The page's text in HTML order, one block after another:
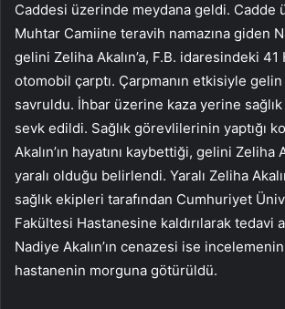
Caddesi üzerinde meydana geldi. Cadde
Muhtar Camiine teravih namazına giden
gelini Zeliha Akalın’a, F.B. idaresindeki 41
otomobil çarptı. Çarpmanın etkisiyle
savruldu. İhbar üzerine kaza yerine
sevk edildi. Sağlık görevlilerinin yaptığı
Akalın’ın hayatını kaybettiği, gelini Zeliha
yaralı olduğu belirlendi. Yaralı Zeliha
sağlık ekipleri tarafından Cumhuriyet
Fakültesi Hastanesine kaldırılarak tedavi
Nadiye Akalın’ın cenazesi ise incelemenin
hastanenin morguna götürüldü.